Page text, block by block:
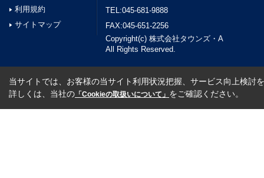
利用規約
サイトマップ
TEL:045-681-9888
FAX:045-651-2256
Copyright(c) 株式会社タウンズ・A
All Rights Reserved.
当サイトでは、お客様の当サイト利用状況把握、サービス向上検討
詳しくは、当社の 「Cookieの取扱いについて」 をご確認ください。